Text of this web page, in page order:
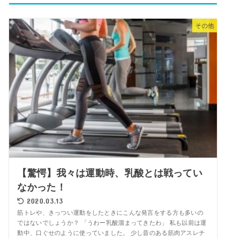
その他
【驚愕】我々は運動時、乳酸とは戦ってい
なかった！
2020.03.13
筋トレや、きっつい運動をしたときにこんな発言をする方も多いの
ではないでしょうか？ 「うわー乳酸溜まってきたわ」 私も以前は運
動中、口ぐせのように使っていました。 少し昔のある筋肉アスレチ